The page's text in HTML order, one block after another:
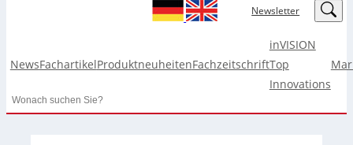
Newsletter LinkedIn
NewsFachartikelProduktneuheitenFachzeitschrift
inVISION
Top
Innovations
Search